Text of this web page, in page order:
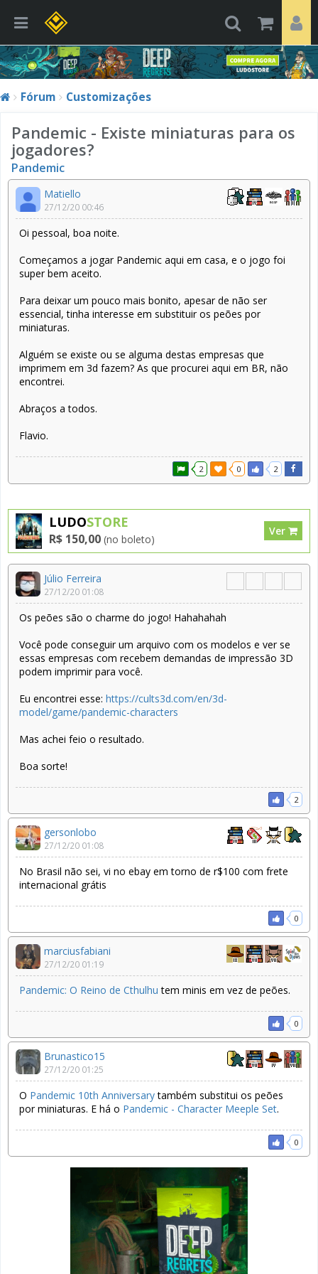
Fórum Customizações
Pandemic - Existe miniaturas para os
jogadores?
Pandemic
Matiello
27/12/20 00:46
Oi pessoal, boa noite.
Começamos a jogar Pandemic aqui em casa, e o jogo foi
super bem aceito.
Para deixar um pouco mais bonito, apesar de não ser
essencial, tinha interesse em substituir os peões por
miniaturas.
Alguém se existe ou se alguma destas empresas que
imprimem em 3d fazem? As que procurei aqui em BR, não
encontrei.
Abraços a todos.
Flavio.
2 0 2
LUDOSTORE
R$ 150,00 (no boleto)
Ver
Júlio Ferreira
27/12/20 01:08
Os peões são o charme do jogo! Hahahahah
Você pode conseguir um arquivo com os modelos e ver se
essas empresas com recebem demandas de impressão 3D
podem imprimir para você.
Eu encontrei esse: https://cults3d.com/en/3d-
model/game/pandemic-characters
Mas achei feio o resultado.
Boa sorte!
2
gersonlobo
27/12/20 01:08
No Brasil não sei, vi no ebay em torno de r$100 com frete
internacional grátis
0
marciusfabiani
27/12/20 01:19
Pandemic: O Reino de Cthulhu tem minis em vez de peões.
0
Brunastico15
27/12/20 01:25
O Pandemic 10th Anniversarytambém substitui os peões
por miniaturas. E há o Pandemic - Character Meeple Set.
0